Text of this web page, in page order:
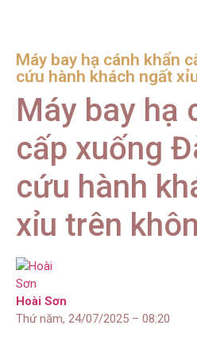
Máy bay hạ cánh khẩn
cứu hành khách ngất
Máy bay hạ
cấp xuống
cứu hành
xỉu trên
Hoài Sơn
Thứ năm, 24/07/2025 – 08:20